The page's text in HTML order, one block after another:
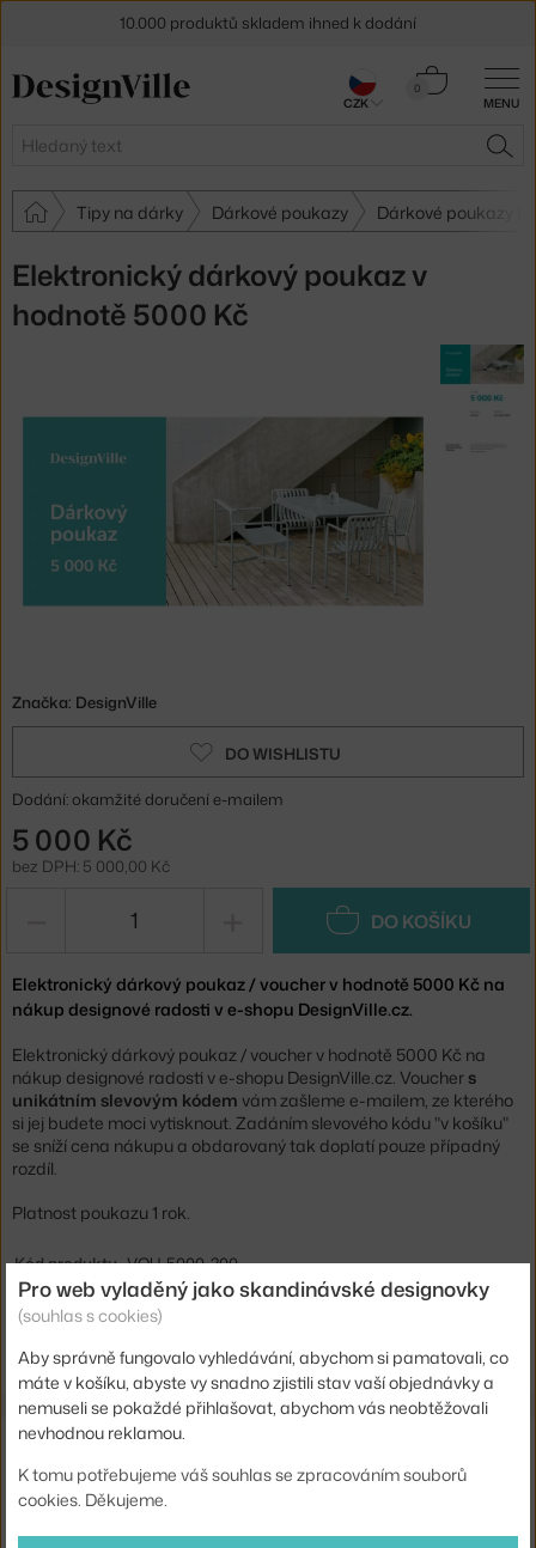
MENU
Hledat
0
Košík
Tipy na dárky Dárkové poukazy Dárkové poukazy
Elektronický dárkový poukaz v
hodnotě 5000 Kč
Značka: DesignVille
DO WISHLISTU
Dodání: okamžité doručení e-mailem
5 000 Kč
bez DPH: 5 000,00 Kč
DO KOŠÍKU
Elektronický dárkový poukaz / voucher v hodnotě 5000 Kč na
nákup designové radosti v e-shopu DesignVille.cz.
Elektronický dárkový poukaz / voucherv hodnotě 5000 Kč na
nákup designové radosti v e-shopu DesignVille.cz. Voucher s
unikátním slevovým kódem vám zašleme e-mailem, ze kterého
si jej budete moci vytisknout. Zadáním slevového kódu "v košíku"
se sníží cena nákupu a obdarovaný tak doplatí pouze případný
rozdíl.
Platnost poukazu 1 rok.
Kód produktu VOU-5000-200
Ste zo Slovenska? Prejdite na
Shopping from the EU? Switch to
Digital Gift Voucher for 200 €
Také by se vám mohlo líbit
ELEKTRONICKÝ POUKAZ NA 1500 KČ
DESIGNVILLE
1 500 Kč
10.000 produktů skladem ihned k dodání
30 dní na vrácení zbožíCZK
Pro web vyladěný jako skandinávské designovky
(souhlas s cookies)
Aby správně fungovalo vyhledávání, abychom si pamatovali, co
máte v košíku, abyste vy snadno zjistili stav vaší objednávky a
nemuseli se pokaždé přihlašovat, abychom vás neobtěžovali
nevhodnou reklamou.
K tomu potřebujeme váš souhlas se zpracováním souborů
cookies. Děkujeme.